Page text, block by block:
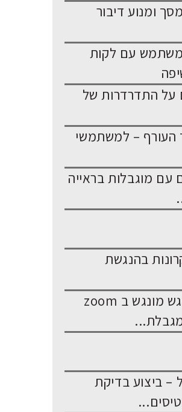
ומנוע דיבור
עם לקות
על התדרדרות של
העורף – למשתמשי
עם מוגבלות בראייה
בהנגשת
ניהול והובלת מפגש מונגש ב zoom
– ביצוע בדיקת